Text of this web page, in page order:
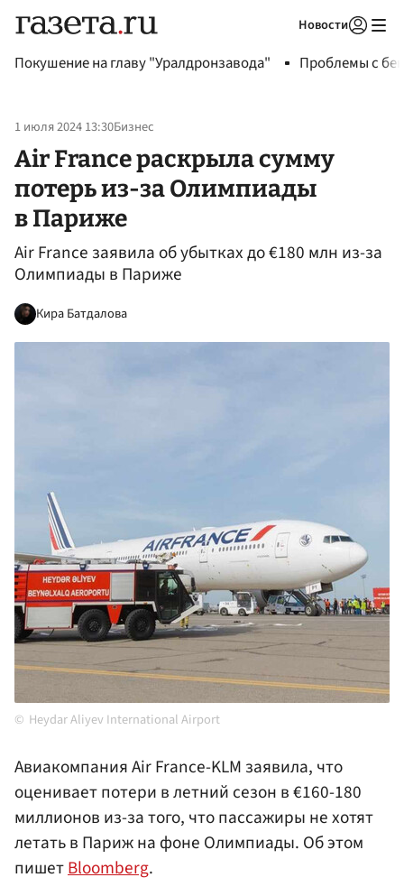
Новости
Покушение на главу "Уралдронзавода" Проблемы с
1 июля 2024 13:30Бизнес
Air France раскрыла сумму
потерь из-за Олимпиады
в Париже
Air France заявила об убытках до €180 млн из-за
Олимпиады в Париже
Кира Батдалова
Heydar Aliyev International Airport
Авиакомпания Air France-KLM заявила, что
оценивает потери в летний сезон в €160-180
миллионов из-за того, что пассажиры не хотят
летать в Париж на фоне Олимпиады. Об этом
пишетBloomberg.